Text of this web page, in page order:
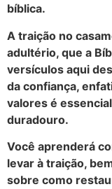
bíblica.
A traição no
adultério, que a
versículos aqui
da confiança,
valores é
duradouro.
Você aprenderá
levar à traição,
sobre como